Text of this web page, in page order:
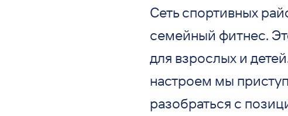
Сеть спортивных
семейный фитнес.
для взрослых и
настроем мы
разобраться с